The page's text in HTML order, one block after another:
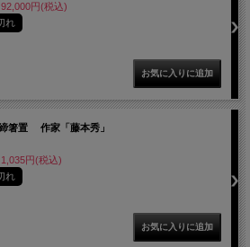
円(税込)
れ
箸置 作家「藤本秀」
円(税込)
れ